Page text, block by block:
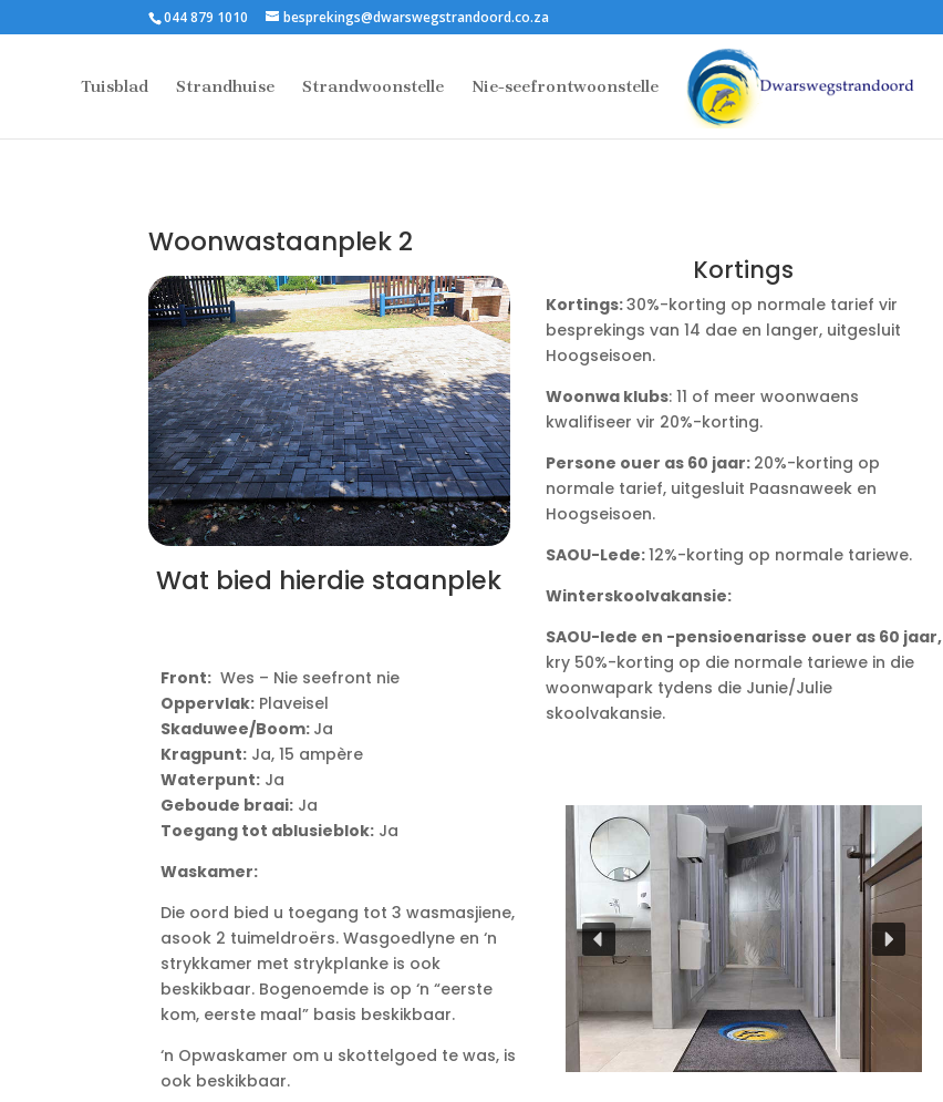
044 879 1010 besprekings@dwarswegstrandoord.co.za
Tuisblad Strandhuise Strandwoonstelle Nie-seefrontwoonstelle
Woonwastaanplek 2
Wat bied hierdie staanplek
Front: Wes – Nie seefront nie
Oppervlak: Plaveisel
Skaduwee/Boom: Ja
Kragpunt: Ja, 15 ampère
Waterpunt: Ja
Geboude braai: Ja
Toegang tot ablusieblok: Ja
Waskamer:
Die oord bied u toegang tot 3 wasmasjiene,
asook 2 tuimeldroërs. Wasgoedlyne en ‘n
strykkamer met strykplanke is ook
beskikbaar. Bogenoemde is op ‘n “eerste
kom, eerste maal” basis beskikbaar.
‘n Opwaskamer om u skottelgoed te was, is
ook beskikbaar.
Kortings
Kortings:30%-korting op normale tarief vir
besprekings van 14 dae en langer, uitgesluit
Hoogseisoen.
Woonwa klubs: 11 of meer woonwaens
kwalifiseer vir 20%-korting.
Persone ouer as 60 jaar: 20%-korting op
normale tarief, uitgesluit Paasnaweek en
Hoogseisoen.
SAOU-Lede:12%-korting op normale tariewe.
Winterskoolvakansie:
SAOU-lede en -pensioenarisse ouer as 60 jaar,
kry 50%-korting op die normale tariewe in die
woonwapark tydens die Junie/Julie
skoolvakansie.